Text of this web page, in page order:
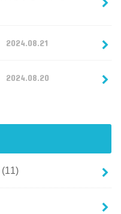
2024.08.21
2024.08.20
(11)